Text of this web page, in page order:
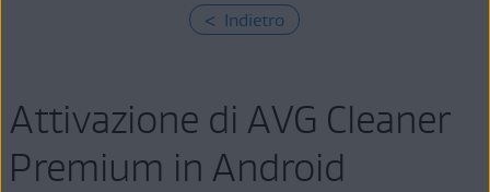
< Indietro
Attivazione di AVG Cleaner
Premium in Android